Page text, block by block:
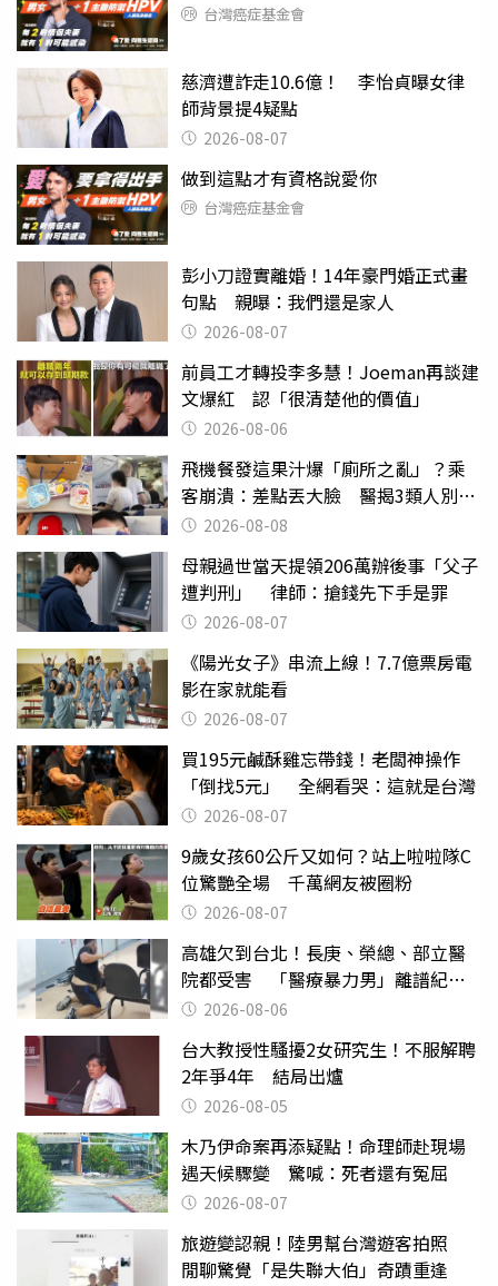
台灣癌症基金會
慈濟遭詐走10.6億！ 李怡貞曝女律
師背景提4疑點
2026-08-07
做到這點才有資格說愛你
台灣癌症基金會
彭小刀證實離婚！14年豪門婚正式畫
句點 親曝：我們還是家人
2026-08-07
前員工才轉投李多慧！Joeman再談建
文爆紅 認「很清楚他的價值」
2026-08-06
飛機餐發這果汁爆「廁所之亂」？乘
客崩潰：差點丟大臉 醫揭3類人別亂
喝 2026-08-08
母親過世當天提領206萬辦後事「父子
遭判刑」 律師：搶錢先下手是罪
2026-08-07
《陽光女子》串流上線！7.7億票房電
影在家就能看
2026-08-07
買195元鹹酥雞忘帶錢！老闆神操作
「倒找5元」 全網看哭：這就是台灣
2026-08-07
9歲女孩60公斤又如何？站上啦啦隊C
位驚艷全場 千萬網友被圈粉
2026-08-07
高雄欠到台北！長庚、榮總、部立醫
院都受害 「醫療暴力男」離譜紀錄
曝光2026-08-06
台大教授性騷擾2女研究生！不服解聘
2年爭4年 結局出爐
2026-08-05
木乃伊命案再添疑點！命理師赴現場
遇天候驟變 驚喊：死者還有冤屈
2026-08-07
旅遊變認親！陸男幫台灣遊客拍照
閒聊驚覺「是失聯大伯」奇蹟重逢